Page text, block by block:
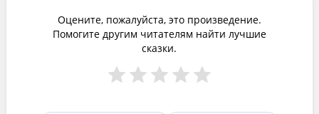
Оцените, пожалуйста, это произведение.
Помогите другим читателям найти лучшие
сказки.